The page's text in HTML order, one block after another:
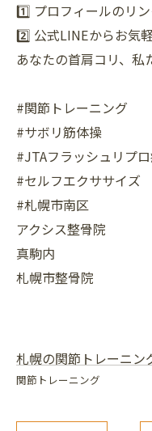
1️⃣ プロフィールのリ
2️⃣ 公式LINEからお気
あなたの首肩コリ、私
#関節トレーニング
#サボリ筋体操
#JTAフラッシュリプ
#セルフエクササイズ
#札幌市南区
アクシス整骨院
真駒内
札幌市整骨院
札幌の関節トレーニン
関節トレーニング